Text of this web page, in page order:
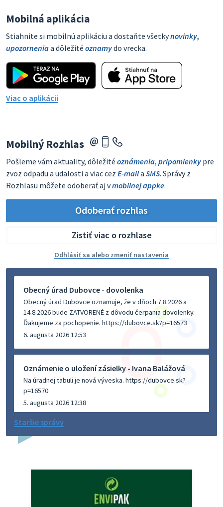
Mobilná aplikácia
Stiahnite si mobilnú aplikáciu a dostaňte všetkynovinky,
upozorneniaa dôležité oznamydo vrecka.
Viac o aplikácii
Mobilný Rozhlas
Pošleme vám aktuality, dôležité oznámenia, pripomienky pre
zvoz odpadu a udalosti a viac cez E-maila SMS. Správy z
Rozhlasu môžete odoberať aj vmobilnej appke.
Odoberať rozhlas
Zistiť viac o rozhlase
Odhlásiť sa alebo zmeniť nastavenia
Obecný úrad Dubovce - dovolenka
Obecný úrad Dubovce oznamuje, že v dňoch 7.8.2026 a
14.8.2026 bude ZATVORENÉ z dôvodu čerpania dovolenky.
Ďakujeme za pochopenie. https://dubovce.sk?p=16573
6. augusta 2026 12:53
Oznámenie o uložení zásielky - Ivana Balážová
Na úradnej tabuli je nová výveska. https://dubovce.sk?
p=16570
5. augusta 2026 12:38
Dovolenka - MUDr. Marián Sivoň
budeZATVORENÁ z dôvodu čerpania dovolenky. Akútne
prípady bude riešiť MUDr.Fisch…
Staršie správy